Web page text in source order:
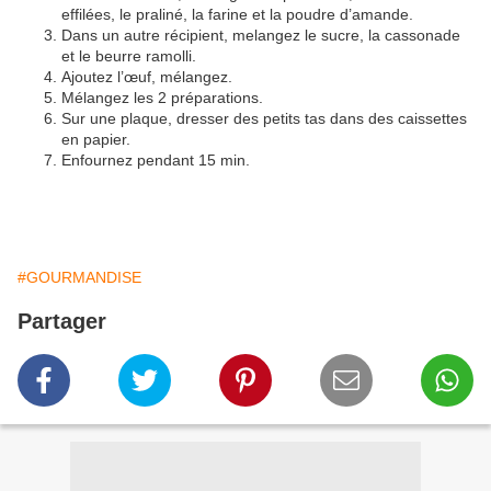
effilées, le praliné, la farine et la poudre d’amande.
Dans un autre récipient, melangez le sucre, la cassonade
et le beurre ramolli.
Ajoutez l’œuf, mélangez.
Mélangez les 2 préparations.
Sur une plaque, dresser des petits tas dans des caissettes
en papier.
Enfournez pendant 15 min.
#GOURMANDISE
Partager